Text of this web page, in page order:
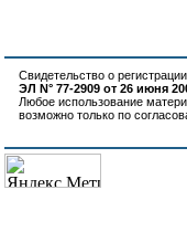
Свидетельство о
ЭЛ N° 77-2909 от 26 июня
Любое использование
возможно только по